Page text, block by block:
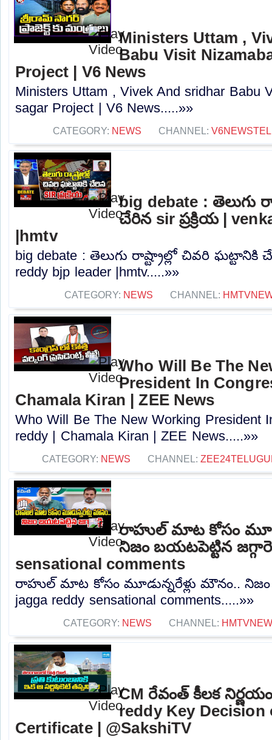
Ministers Uttam ,
Babu Visit
Project | V6 News
Ministers Uttam , Vivek And sridhar Babu
sagar Project | V6 News.....»»
CATEGORY: NEWS CHANNEL:
big debate : తెలుగు
చేరిన sir ప్రక్రియ |
|hmtv
big debate : తెలుగు రాష్ట్రాల్లో చివరి ఘట్టానికి
reddy bjp leader |hmtv.....»»
CATEGORY: NEWS CHANNEL:
Who Will Be The
President In
Chamala Kiran | ZEE News
Who Will Be The New Working President
reddy | Chamala Kiran | ZEE News.....»»
CATEGORY: NEWS CHANNEL:
రాహుల్ మాట కోసం
నిజం బయటపెట్టిన
sensational comments
రాహుల్ మాట కోసం మూడున్నరేళ్లు మౌనం.. నిజం
jagga reddy sensational comments.....»»
CATEGORY: NEWS CHANNEL:
CM రేవంత్ కీలక
reddy Key Decision
Certificate | @SakshiTV